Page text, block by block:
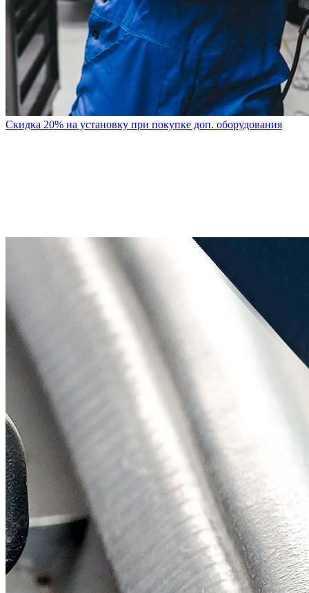
Скидка 20% на установку при покупке доп. оборудования